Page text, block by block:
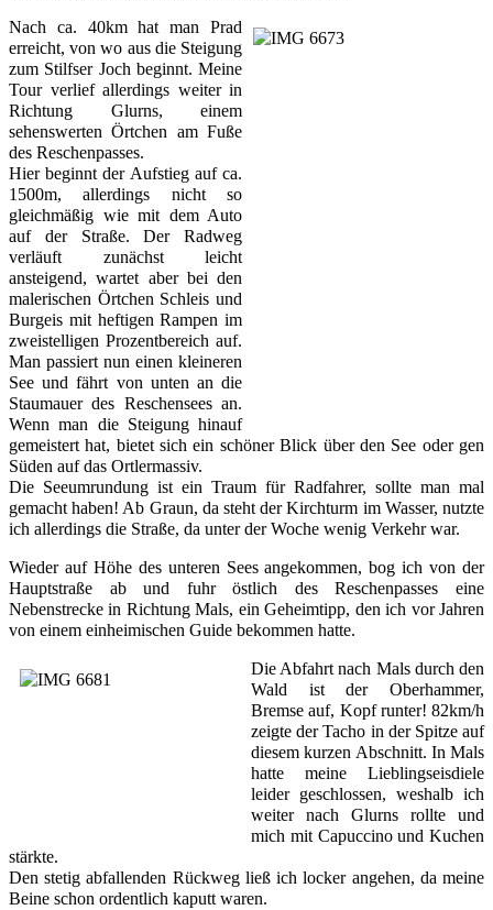
Nach ca. 40km hat man Prad
erreicht, von wo aus die Steigung
zum Stilfser Joch beginnt. Meine
Tour verlief allerdings weiter in
Richtung Glurns, einem
sehenswerten Örtchen am Fuße
des Reschenpasses.
Hier beginnt der Aufstieg auf ca.
1500m, allerdings nicht so
gleichmäßig wie mit dem Auto
auf der Straße. Der Radweg
verläuft zunächst leicht
ansteigend, wartet aber bei den
malerischen Örtchen Schleis und
Burgeis mit heftigen Rampen im
zweistelligen Prozentbereich auf.
Man passiert nun einen kleineren
See und fährt von unten an die
Staumauer des Reschensees an.
Wenn man die Steigung hinauf
gemeistert hat, bietet sich ein schöner Blick über den See oder gen
Süden auf das Ortlermassiv.
Die Seeumrundung ist ein Traum für Radfahrer, sollte man mal
gemacht haben! Ab Graun, da steht der Kirchturm im Wasser, nutzte
ich allerdings die Straße, da unter der Woche wenig Verkehr war.
Wieder auf Höhe des unteren Sees angekommen, bog ich von der
Hauptstraße ab und fuhr östlich des Reschenpasses eine
Nebenstrecke in Richtung Mals, ein Geheimtipp, den ich vor Jahren
von einem einheimischen Guide bekommen hatte.
Die Abfahrt nach Mals durch den
Wald ist der Oberhammer,
Bremse auf, Kopf runter! 82km/h
zeigte der Tacho in der Spitze auf
diesem kurzen Abschnitt. In Mals
hatte meine Lieblingseisdiele
leider geschlossen, weshalb ich
weiter nach Glurns rollte und
mich mit Capuccino und Kuchen
stärkte.
Den stetig abfallenden Rückweg ließ ich locker angehen, da meine
Beine schon ordentlich kaputt waren.